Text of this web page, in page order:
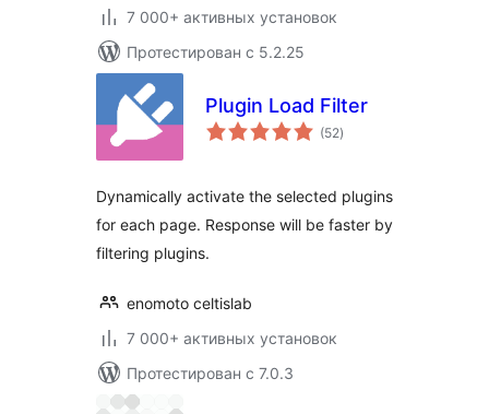
7 000+ активных установок
Протестирован с 5.2.25
Plugin Load Filter
(52общий
рейтинг
)
Dynamically activate the selected plugins
for each page. Response will be faster by
filtering plugins.
enomoto celtislab
7 000+ активных установок
Протестирован с 7.0.3